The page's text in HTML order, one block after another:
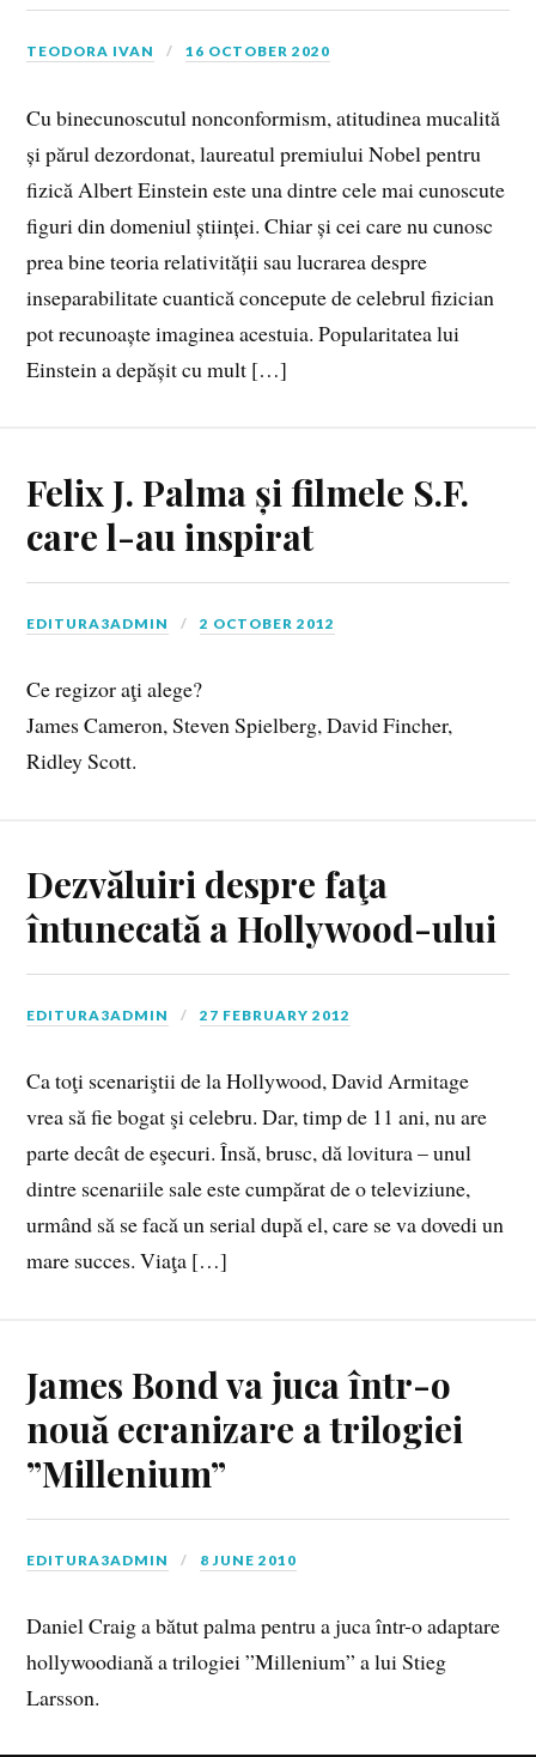
TEODORA IVAN 16 OCTOBER 2020
Cu binecunoscutul nonconformism, atitudinea mucalită
și părul dezordonat, laureatul premiului Nobel pentru
fizică Albert Einstein este una dintre cele mai cunoscute
figuri din domeniul științei. Chiar și cei care nu cunosc
prea bine teoria relativității sau lucrarea despre
inseparabilitate cuantică concepute de celebrul fizician
pot recunoaște imaginea acestuia. Popularitatea lui
Einstein a depășit cu mult […]
Felix J. Palma și filmele S.F.
care l-au inspirat
EDITURA3ADMIN 2 OCTOBER 2012
Ce regizor aţi alege?
James Cameron, Steven Spielberg, David Fincher,
Ridley Scott.
Dezvăluiri despre faţa
întunecată a Hollywood-ului
EDITURA3ADMIN 27 FEBRUARY 2012
Ca toţi scenariştii de la Hollywood, David Armitage
vrea să fie bogat şi celebru. Dar, timp de 11 ani, nu are
parte decât de eşecuri. Însă, brusc, dă lovitura – unul
dintre scenariile sale este cumpărat de o televiziune,
urmând să se facă un serial după el, care se va dovedi un
mare suc­ces. Viaţa […]
James Bond va juca într-o
nouă ecranizare a trilogiei
”Millenium”
EDITURA3ADMIN 8 JUNE 2010
Daniel Craig a bătut palma pentru a juca într-o adaptare
hollywoodiană a trilogiei ”Millenium” a lui Stieg
Larsson.